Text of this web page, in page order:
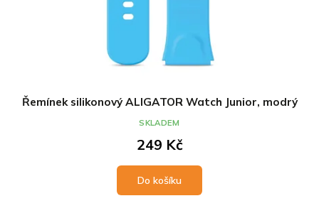
Řemínek silikonový ALIGATOR Watch Junior, modrý
249 Kč
Do košíku
SKLADEM